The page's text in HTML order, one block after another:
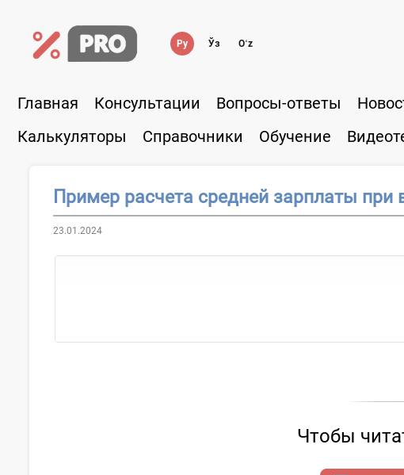
Ру Ўз Oʻz
Главная Консультации Вопросы-ответы
Калькуляторы
Справочники Обучение
Пример расчета средней зарплаты при
23.01.2024
Чтобы